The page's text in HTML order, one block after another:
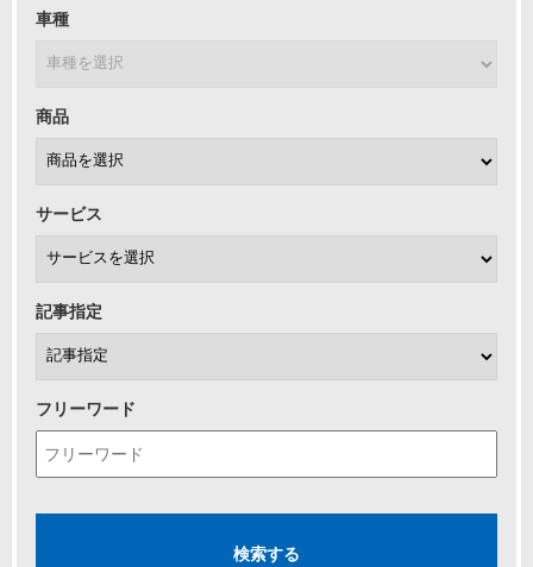
車種
商品
サービス
記事指定
フリーワード